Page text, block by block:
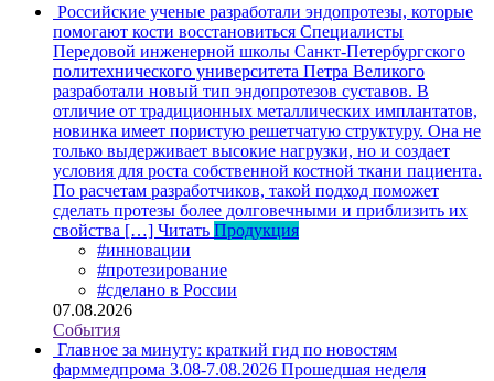
Российские ученые разработали эндопротезы, которые
помогают кости восстановиться Специалисты
Передовой инженерной школы Санкт-Петербургского
политехнического университета Петра Великого
разработали новый тип эндопротезов суставов. В
отличие от традиционных металлических имплантатов,
новинка имеет пористую решетчатую структуру. Она не
только выдерживает высокие нагрузки, но и создает
условия для роста собственной костной ткани пациента.
По расчетам разработчиков, такой подход поможет
сделать протезы более долговечными и приблизить их
свойства […] Читать Продукция
#инновации
#протезирование
#сделано в России
07.08.2026
События
Главное за минуту: краткий гид по новостям
фарммедпрома 3.08-7.08.2026 Прошедшая неделя